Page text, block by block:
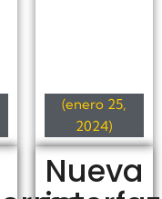
(enero 25,
2024)
Nueva